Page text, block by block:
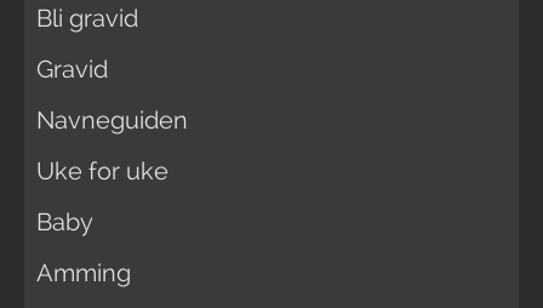
Bli gravid
Gravid
Navneguiden
Uke for uke
Baby
Amming